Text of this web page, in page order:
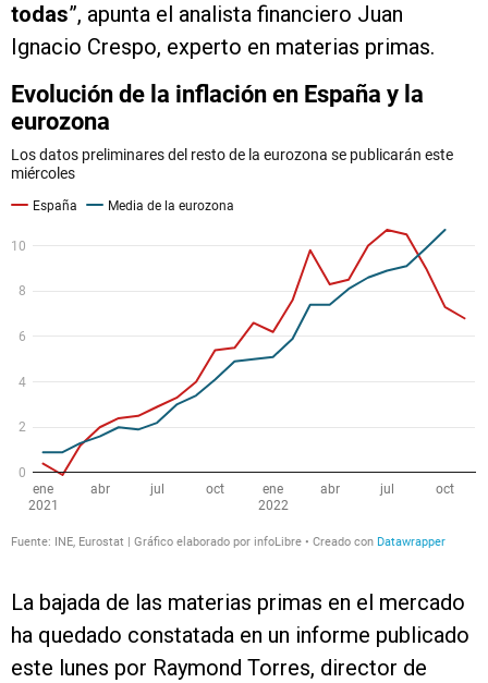
todas”, apunta el analista financiero Juan
Ignacio Crespo, experto en materias primas.
La bajada de las materias primas en el mercado
ha quedado constatada en un informe publicado
este lunes por Raymond Torres, director de